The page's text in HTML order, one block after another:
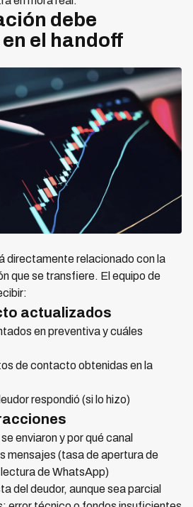
debe
el handoff
directamente relacionado con la
que se transfiere. El equipo de
actualizados
en preventiva y cuáles
de contacto obtenidas en la
respondió (si lo hizo)
enviaron y por qué canal
mensajes (tasa de apertura de
de WhatsApp)
del deudor, aunque sea parcial